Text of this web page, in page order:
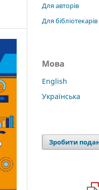
Для авторів
Для бібліотекарів
Мова
English
Українська
Зробити